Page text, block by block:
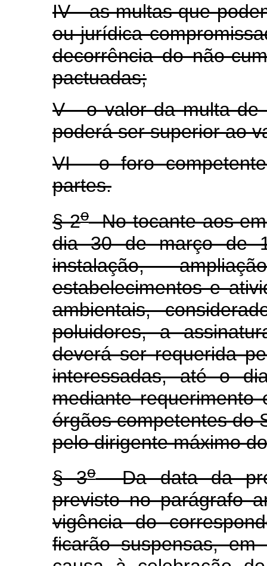
IV - as multas que
ou jurídica
decorrência do não-
pactuadas;
V - o valor da multa de
poderá ser superior ao
VI - o foro
partes.
§ 2oNo tocante aos
dia 30 de março de
instalação,
estabelecimentos e
ambientais,
poluidores, a
deverá ser requerida
interessadas, até o
mediante requerimento
órgãos competentes do
pelo dirigente máximo
§ 3oDa data da
previsto no parágrafo
vigência do
ficarão suspensas,